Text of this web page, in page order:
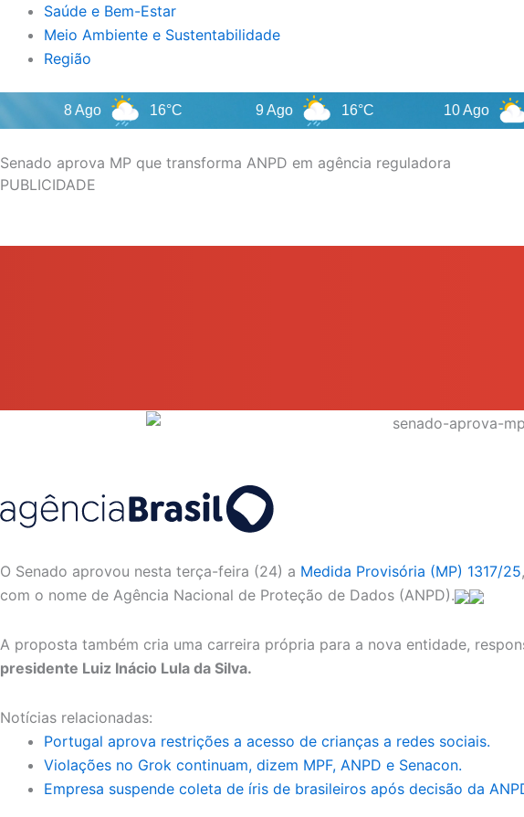
Saúde e Bem-Estar
Meio Ambiente e Sustentabilidade
Região
16°C 16°C 13°C
Senado aprova MP que transforma ANPD em agência reguladora
PUBLICIDADE
O Senado aprovou nesta terça-feira (24) a Medida Provisória (MP) 1317/25
com o nome de Agência Nacional de Proteção de Dados (ANPD).
A proposta também cria uma carreira própria para a nova entidade,
presidente Luiz Inácio Lula da Silva.
Notícias relacionadas:
Portugal aprova restrições a acesso de crianças a redes sociais.
Violações no Grok continuam, dizem MPF, ANPD e Senacon.
Empresa suspende coleta de íris de brasileiros após decisão da